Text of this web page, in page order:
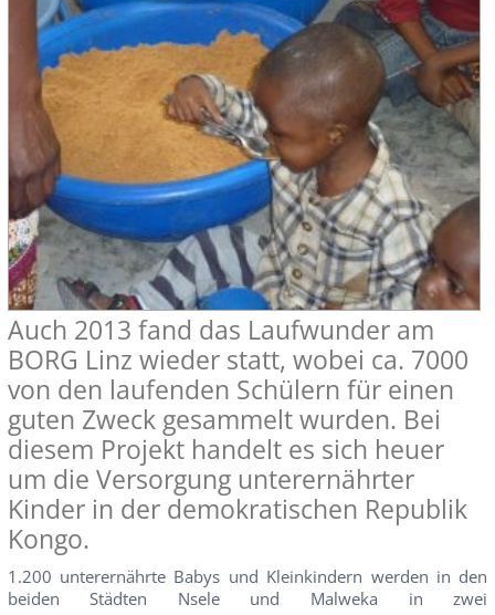
Auch 2013 fand das Laufwunder am
BORG Linz wieder statt, wobei ca. 7000 
von den laufenden Schülern für einen
guten Zweck gesammelt wurden. Bei
diesem Projekt handelt es sich heuer
um die Versorgung unterernährter
Kinder in der demokratischen Republik
Kongo.
1.200 unterernährte Babys und Kleinkindern werden in den
beiden Städten Nsele und Malweka in zwei